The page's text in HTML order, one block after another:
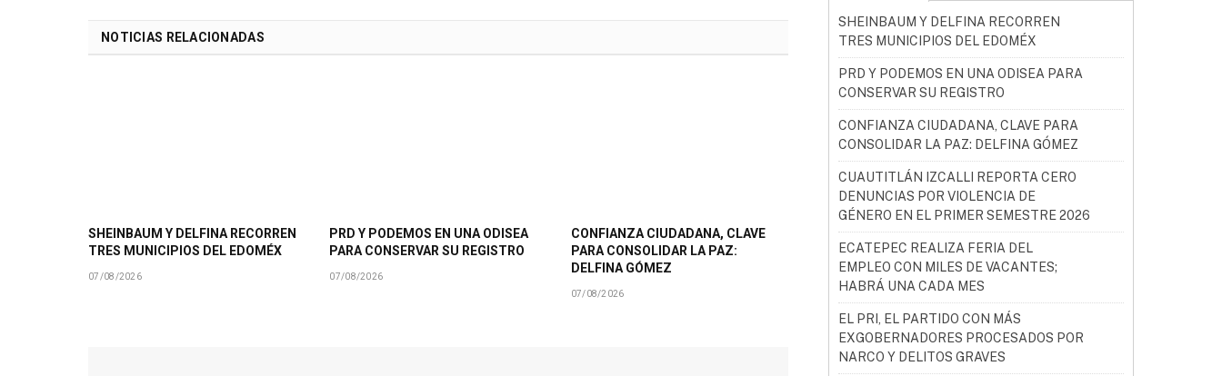
NOTICIAS RELACIONADAS
SHEINBAUM Y DELFINA RECORREN
TRES MUNICIPIOS DEL EDOMÉX
07/08/2026
PRD Y PODEMOS EN UNA ODISEA
PARA CONSERVAR SU REGISTRO
07/08/2026
CONFIANZA CIUDADANA, CLAVE
PARA CONSOLIDAR LA PAZ:
DELFINA GÓMEZ
07/08/2026
SHEINBAUM Y DELFINA RECORREN
TRES MUNICIPIOS DEL EDOMÉX
PRD Y PODEMOS EN UNA ODISEA PARA
CONSERVAR SU REGISTRO
CONFIANZA CIUDADANA, CLAVE PARA
CONSOLIDAR LA PAZ: DELFINA GÓMEZ
CUAUTITLÁN IZCALLI REPORTA CERO
DENUNCIAS POR VIOLENCIA DE
GÉNERO EN EL PRIMER SEMESTRE 2026
ECATEPEC REALIZA FERIA DEL
EMPLEO CON MILES DE VACANTES;
HABRÁ UNA CADA MES
EL PRI, EL PARTIDO CON MÁS
EXGOBERNADORES PROCESADOS POR
NARCO Y DELITOS GRAVES